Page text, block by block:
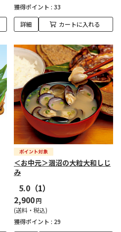
獲得ポイント : 33
詳細 カートに入れる
＜お中元＞涸沼の大粒大和しじ
み
5.0 （1）
2,900円
(送料・税込)
獲得ポイント : 29